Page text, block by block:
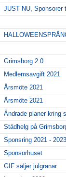
JUST NU, Sponsorer
Grimsborg 2.0
Medlemsavgift 2021
Årsmöte 2021
Årsmöte 2021
Ändrade planer kring
Städhelg på
Sponsring 2021 - 2023
Sponsorhuset
GIF säljer julgranar